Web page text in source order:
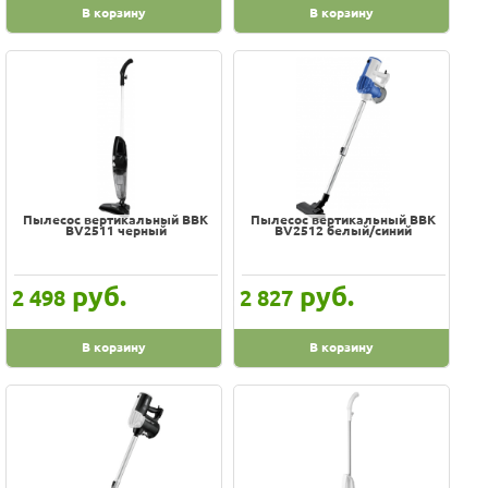
пол/ковёр; щелевая, ворсовая
пол/ковер, для мебели/щелевая
пол/ковер, комбинированная щелевая/для пыли, со щетиной
пол/ковер, щелевая
пол/ковер; 2-в-1 мебель/щель
пол/ковер; для мебели, щелевая
пол/ковер; для углов
пол/ковер; щелевая, для мебели
стандартная; щелевая, комбинированная
телескопическая щелевая, 2в1 для мебели
телескопическая щелевая; 2в1 для мебели
турбощетка, малая круглая, малая плоская, узкая, у
турбощетка, малая круглая, малая плоская, узкая, угловая, конусная,
щетка с ворсом
узкая, ворсовая
В корзину В корзину
Пылесос вертикальный BBK
BV2511 черный
2 498 руб.
В корзину
Пылесос вертикальный BBK
BV2512 белый/синий
2 827 руб.
В корзину